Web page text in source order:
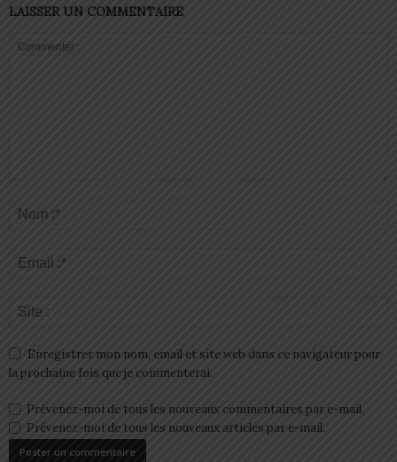
LAISSER UN COMMENTAIRE
Enregistrer mon nom, email et site web dans ce navigateur pour
la prochaine fois que je commenterai.
Prévenez-moi de tous les nouveaux commentaires par e-mail.
Prévenez-moi de tous les nouveaux articles par e-mail.